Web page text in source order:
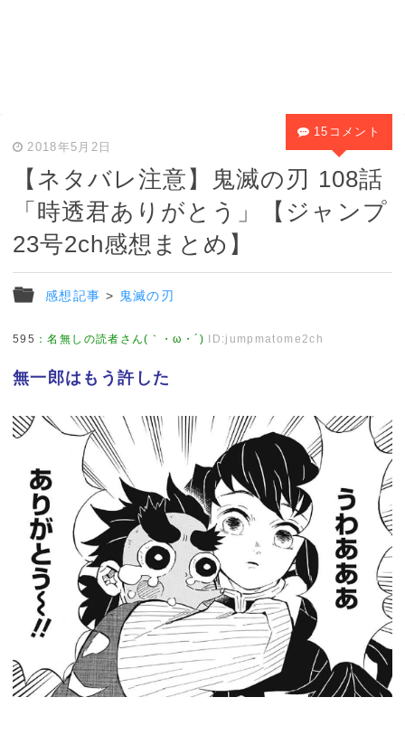
2018年5月2日
【ネタバレ注意】鬼滅の刃 108話
「時透君ありがとう」【ジャンプ
23号2ch感想まとめ】
感想記事 > 鬼滅の刃
15コメント
595 ：名無しの読者さん(｀・ω・´) ID:jumpmatome2ch
無一郎はもう許した